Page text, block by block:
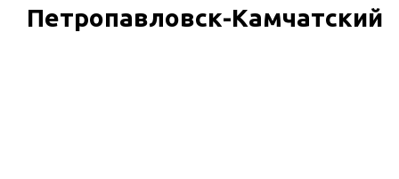
Петропавловск-Камчатский